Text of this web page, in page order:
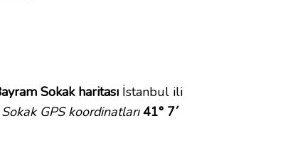
Sokak haritası İstanbul ili
GPS koordinatları 41° 7´